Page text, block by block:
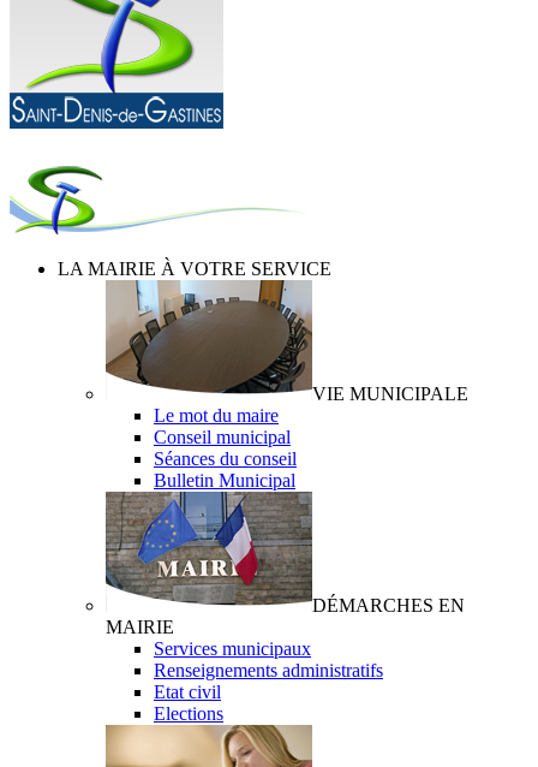
LA MAIRIE À VOTRE SERVICE
VIE MUNICIPALE
Le mot du maire
Conseil municipal
Séances du conseil
Bulletin Municipal
DÉMARCHES EN
MAIRIE
Services municipaux
Renseignements administratifs
Etat civil
Elections